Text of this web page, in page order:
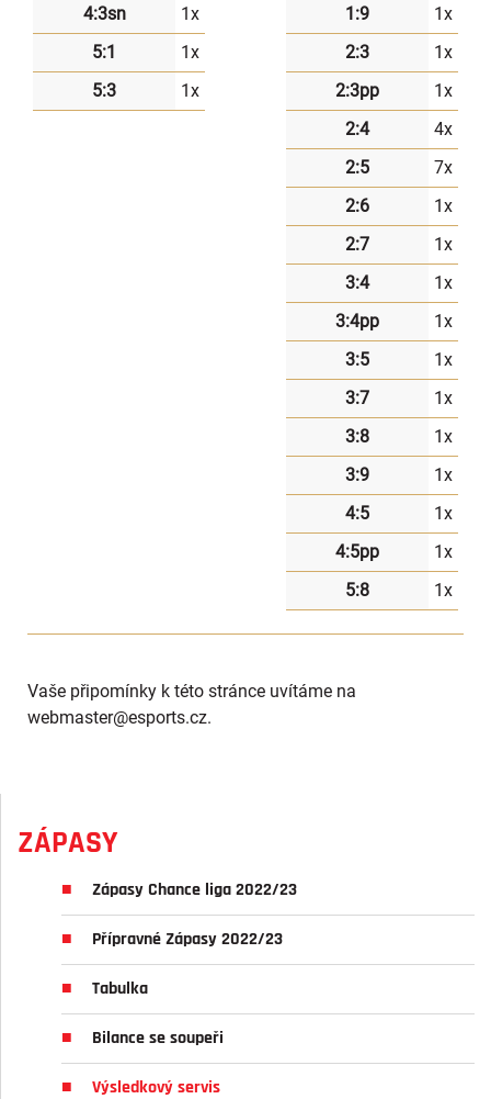
4:3sn
1x
5:1
1x
5:3
1x
1:9
1x
2:3
1x
2:3pp
1x
2:4
4x
2:5
7x
2:6
1x
2:7
1x
3:4
1x
3:4pp
1x
3:5
1x
3:7
1x
3:8
1x
3:9
1x
4:5
1x
4:5pp
1x
5:8
1x
Vaše připomínky k této stránce uvítáme na
webmaster@esports.cz.
ZÁPASY
Zápasy Chance liga 2022/23
Přípravné Zápasy 2022/23
Tabulka
Bilance se soupeři
Výsledkový servis